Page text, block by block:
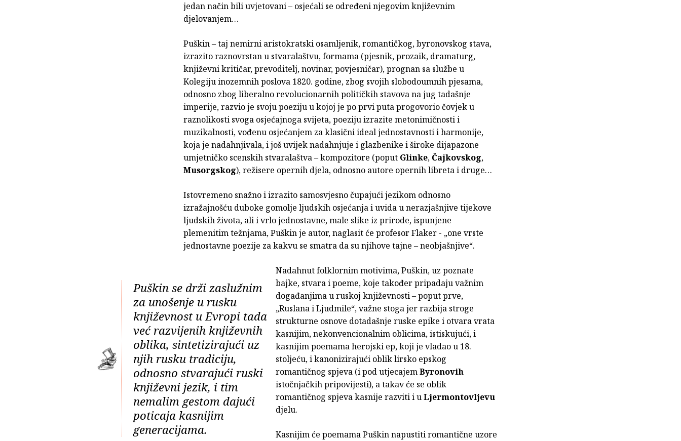
jedan način bili uvjetovani – osjećali se određeni njegovim književnim
djelovanjem…
Puškin – taj nemirni aristokratski osamljenik, romantičkog, byronovskog stava,
izrazito raznovrstan u stvaralaštvu, formama (pjesnik, prozaik, dramaturg,
književni kritičar, prevoditelj, novinar, povjesničar), prognan sa službe u
Kolegiju inozemnih poslova 1820. godine, zbog svojih slobodoumnih pjesama,
odnosno zbog liberalno revolucionarnih političkih stavova na jug tadašnje
imperije, razvio je svoju poeziju u kojoj je po prvi puta progovorio čovjek u
raznolikosti svoga osjećajnoga svijeta, poeziju izrazite metonimičnosti i
muzikalnosti, vođenu osjećanjem za klasični ideal jednostavnosti i harmonije,
koja je nadahnjivala, i još uvijek nadahnjuje i glazbenike i široke dijapazone
umjetničko scenskih stvaralaštva – kompozitore (poput Glinke,Čajkovskog,
Musorgskog), režisere opernih djela, odnosno autore opernih libreta i druge…
Istovremeno snažno i izrazito samosvjesno čupajući jezikom odnosno
izražajnošću duboke gomolje ljudskih osjećanja i uvida u nerazjašnjive tijekove
ljudskih života, ali i vrlo jednostavne, male slike iz prirode, ispunjene
plemenitim težnjama, Puškin je autor, naglasit će profesor Flaker - „one vrste
jednostavne poezije za kakvu se smatra da su njihove tajne – neobjašnjive“.
Puškin se drži zaslužnim
za unošenje u rusku
književnost u Evropi tada
već razvijenih književnih
oblika, sintetizirajući uz
njih rusku tradiciju,
odnosno stvarajući ruski
književni jezik, i tim
nemalim gestom dajući
poticaja kasnijim
generacijama.
Nadahnut folklornim motivima, Puškin, uz poznate
bajke, stvara i poeme, koje također pripadaju važnim
događanjima u ruskoj književnosti – poput prve,
„Ruslana i Ljudmile“, važne stoga jer razbija stroge
strukturne osnove dotadašnje ruske epike i otvara vrata
kasnijim, nekonvencionalnim oblicima, istiskujući, i
kasnijim poemama herojski ep, koji je vladao u 18.
stoljeću, i kanonizirajući oblik lirsko epskog
romantičnog spjeva (i pod utjecajemByronovih
istočnjačkih pripovijesti), a takav će se oblik
romantičnog spjeva kasnije razviti i uLjermontovljevu
djelu.
Kasnijim će poemama Puškin napustiti romantične uzore